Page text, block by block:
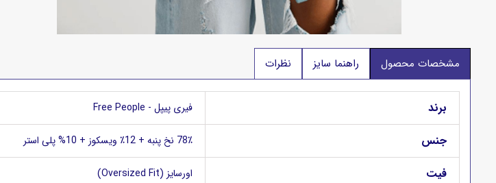
مشخصات محصول راهنما سایز نظرات
برند فیری پیپل - Free People
جنس 78٪ نخ پنبه + 12٪ ویسکوز + 10% پلی استر
فیت اورسایز (Oversized Fit)